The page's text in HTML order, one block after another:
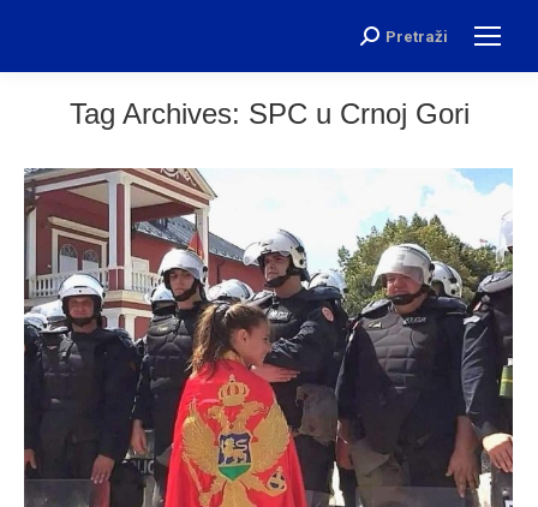
Search:
Pretraži
Tag Archives: SPC u Crnoj Gori